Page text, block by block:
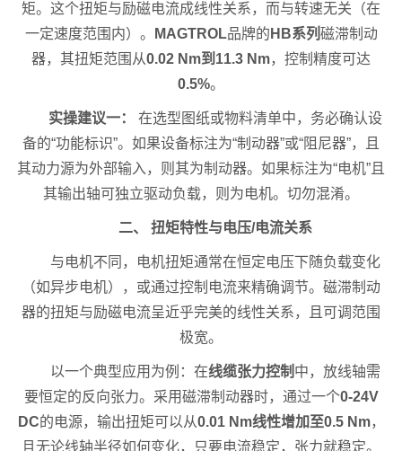
矩。这个扭矩与励磁电流成线性关系，而与转速无关（在
一定速度范围内）。
MAGTROL品牌的 HB系列 磁滞制动
器，其扭矩范围从0.02 Nm到11.3 Nm，控制精度可达
0.5%。
实操建议一：
在选型图纸或物料清单中，务必确认设
备的“功能标识”。如果设备标注为“制动器”或“阻尼器”，且
其动力源为外部输入，则其为制动器。如果标注为“电机”且
其输出轴可独立驱动负载，则为电机。切勿混淆。
二、 扭矩特性与电压/电流关系
与电机不同，电机扭矩通常在恒定电压下随负载变化
（如异步电机），或通过控制电流来精确调节。磁滞制动
器的扭矩与励磁电流呈近乎完美的线性关系，且可调范围
极宽。
以一个典型应用为例：在线缆张力控制 中，放线轴需
要恒定的反向张力。采用磁滞制动器时，通过一个0-24V
DC的电源，输出扭矩可以从0.01 Nm线性增加至0.5 Nm，
且无论线轴半径如何变化，只要电流稳定，张力就稳定。